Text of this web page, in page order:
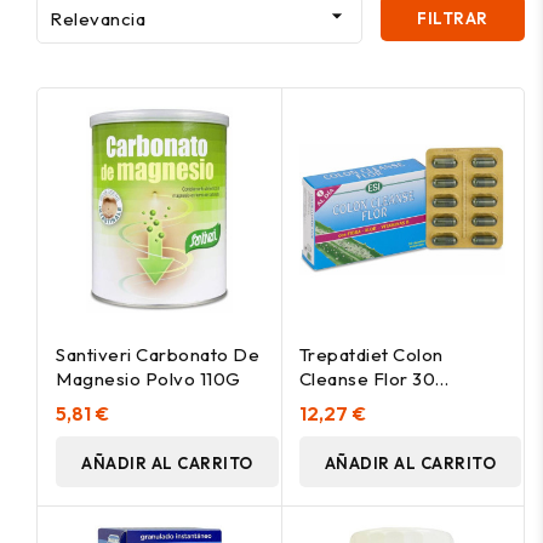
Relevancia  FILTRAR
Santiveri Carbonato De
Magnesio Polvo 110G
5,81 €
AÑADIR AL CARRITO
Trepatdiet Colon
Cleanse Flor 30
Capsulas
12,27 €
AÑADIR AL CARRITO